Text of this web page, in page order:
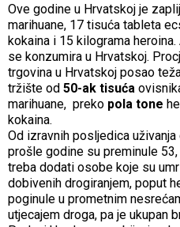
Ove godine u Hrvatskoj je
marihuane, 17 tisuća tableta
kokaina i 15 kilograma
se konzumira u Hrvatskoj.
trgovina u Hrvatskoj posao
tržište od 50-ak tisuća
marihuane, preko pola tone
kokaina.
Od izravnih posljedica
prošle godine su preminule
treba dodati osobe koje su
dobivenih drogiranjem, poput
poginule u prometnim
utjecajem droga, pa je ukupan